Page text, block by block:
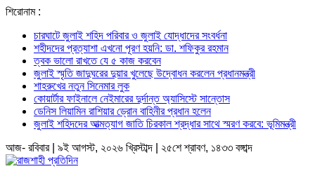
শিরোনাম :
চারঘাটে জুলাই শহিদ পরিবার ও জুলাই যোদ্ধাদের সংবর্ধনা
শহীদদের প্রত্যাশা এখনো পূরণ হয়নি: ডা. শফিকুর রহমান
ত্বক ভালো রাখতে যে ৫ কাজ করবেন
জুলাই স্মৃতি জাদুঘরের দুয়ার খুলেছে উদ্বোধন করলেন প্রধানমন্ত্রী
শাহরুখের নতুন সিনেমার লুক
কোয়ার্টার ফাইনালে নেইমারের দুর্দান্ত অ্যাসিস্টে সান্তোস
ডেনিস লিয়ামিন রাশিয়ার ড্রোন বাহিনীর প্রধান হলেন
জুলাই শহিদদের আত্মত্যাগ জাতি চিরকাল শ্রদ্ধার সাথে স্মরণ করবে: ভূমিমন্ত্রী
আজ- রবিবার | ৯ই আগস্ট, ২০২৬ খ্রিস্টাব্দ | ২৫শে শ্রাবণ, ১৪৩৩ বঙ্গাব্দ